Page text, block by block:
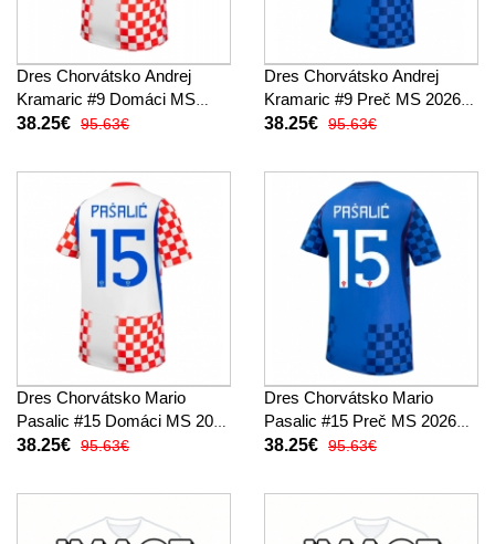
Dres Chorvátsko Andrej
Kramaric #9 Domáci MS
2026 Krátky Rukáv
38.25€ 95.63€
Dres Chorvátsko Andrej
Kramaric #9 Preč MS 2026
Krátky Rukáv
38.25€ 95.63€
Dres Chorvátsko Mario
Pasalic #15 Domáci MS 2026
Krátky Rukáv
38.25€ 95.63€
Dres Chorvátsko Mario
Pasalic #15 Preč MS 2026
Krátky Rukáv
38.25€ 95.63€